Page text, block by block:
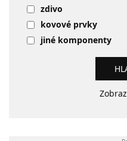
zdivo
kovové prvky
jiné komponenty